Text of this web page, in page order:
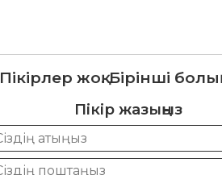
Пікірлер жоқ. Бірінші
Пікір жазыңыз